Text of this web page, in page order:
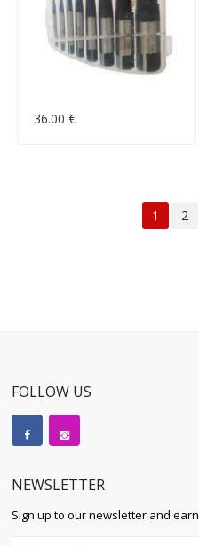
36.00 €
1 2
FOLLOW US
NEWSLETTER
Sign up to our newsletter and earn